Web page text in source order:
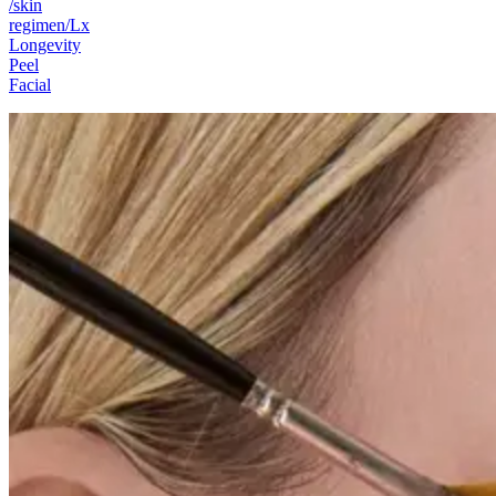
/skin
regimen/Lx
Longevity
Peel
Facial